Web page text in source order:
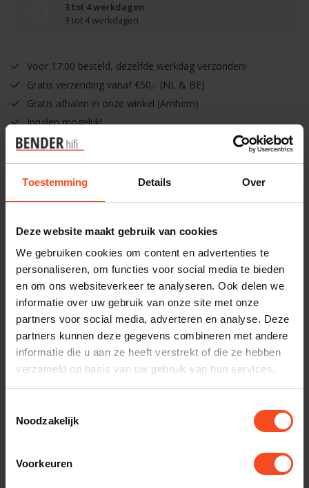
Toestemming Details Over
Deze website maakt gebruik van cookies
We gebruiken cookies om content en advertenties te
personaliseren, om functies voor social media te bieden
en om ons websiteverkeer te analyseren. Ook delen we
informatie over uw gebruik van onze site met onze
partners voor social media, adverteren en analyse. Deze
partners kunnen deze gegevens combineren met andere
informatie die u aan ze heeft verstrekt of die ze hebben
verzameld op basis van uw gebruik van hun services.
Noodzakelijk
Voorkeuren
3 tot 4 werkdagen
3 tot 4 werkdagen
Voor 17:00 besteld, dezelfde werkdag verzonden!
Gratis verzending vanaf €50,- (NL & BE)
Gratis afhalen in onze winkel (Arnhem)
Inruilen mogelijk!
Benieuwd naar dit product?
Plan kosteloos een luisterafspraak. Of heb je hulp
nodig bij je bestelling? Neem contact op met onze
klantenservice.
Interesse in product
Maak een luisterafspraak
Productomschrijving